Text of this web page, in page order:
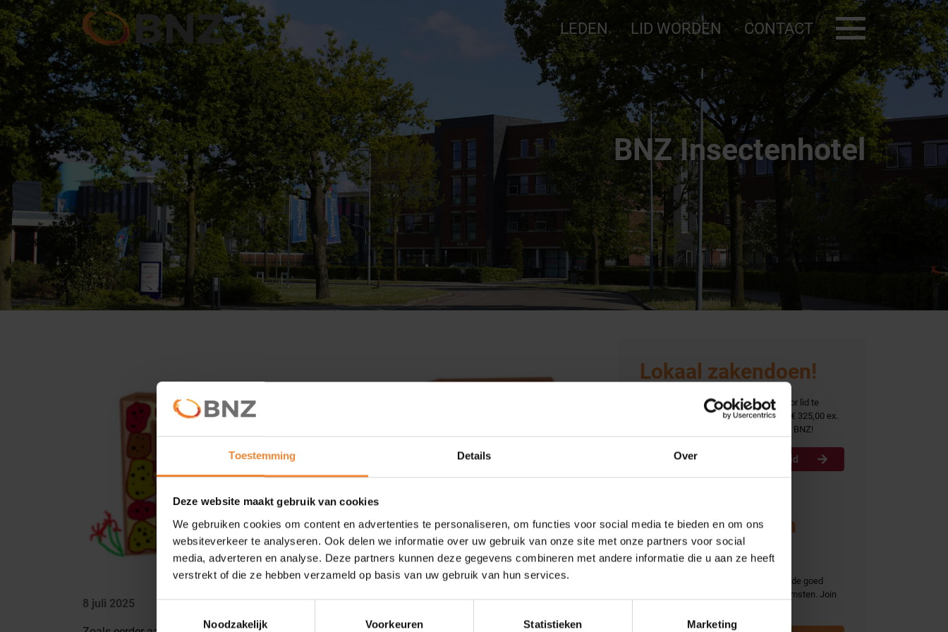
Toestemming Details Over
Deze website maakt gebruik van cookies
We gebruiken cookies om content en advertenties te personaliseren, om functies voor social media te bieden en om ons
websiteverkeer te analyseren. Ook delen we informatie over uw gebruik van onze site met onze partners voor social
media, adverteren en analyse. Deze partners kunnen deze gegevens combineren met andere informatie die u aan ze heeft
verstrekt of die ze hebben verzameld op basis van uw gebruik van hun services.
Noodzakelijk
Voorkeuren Statistieken Marketing
LEDEN LID WORDEN CONTACT
BNZ Insectenhotel
8 juli 2025
Lokaal zakendoen!
Succesvol samenwerken? Groeien door lid te
worden? Voor een bedrag van slechts € 325,00 ex.
BTW per jaar ben ook jij onderdeel van BNZ!
Word lid
Ontmoet collega
ondernemers
Ontmoet collega ondernemers tijdens de goed
bezochte BNZ activiteiten en bijeenkomsten. Join
Wie zijn wij
Ondernemers Klankbord
Leden
Bijeenkomsten
Lid worden
Deelauto
BNZ KVO
Noodkaart
AED
Veilig bedrijventerrein
Contact